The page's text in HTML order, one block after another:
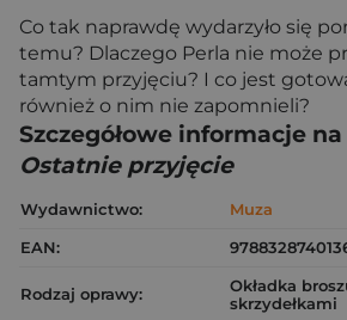
Co tak naprawdę wydarzyło się
temu? Dlaczego Perla nie może
tamtym przyjęciu? I co jest
również o nim nie zapomnieli?
Szczegółowe informacje
Ostatnie przyjęcie
Wydawnictwo:
Muza
EAN:
Rodzaj oprawy:
Okładka
skrzydełkami